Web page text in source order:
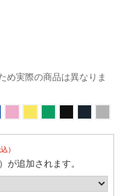
め実際の商品は異なりま
）
が追加されます。